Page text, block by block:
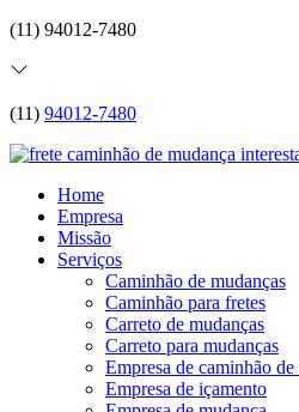
(11) 94012-7480
(11) 94012-7480
Home
Empresa
Missão
Serviços
Caminhão de mudanças
Caminhão para fretes
Carreto de mudanças
Carreto para mudanças
Empresa de caminhão de
Empresa de içamento